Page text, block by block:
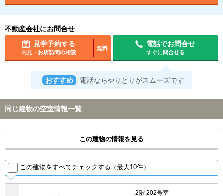
不動産会社にお問合せ
見学予約する
内見・お店訪問の相談
無料
電話でお問合せ
すぐに問合せる
おすすめ 電話ならやりとりがスムーズです
同じ建物の空室情報一覧
この建物の情報を見る
この建物をすべてチェックする（最大10件）
2階 202号室